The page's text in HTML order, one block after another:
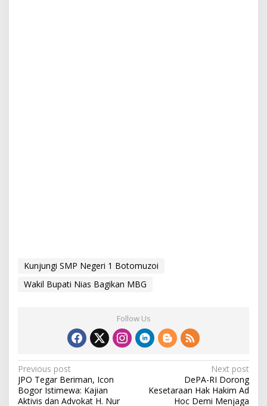
Kunjungi SMP Negeri 1 Botomuzoi
Wakil Bupati Nias Bagikan MBG
Follow Us
P
o
Previous post
JPO Tegar Beriman, Icon
Bogor Istimewa: Kajian
Aktivis dan Advokat H. Nur
Next post
DePA-RI Dorong
Kesetaraan Hak Hakim Ad
Hoc Demi Menjaga